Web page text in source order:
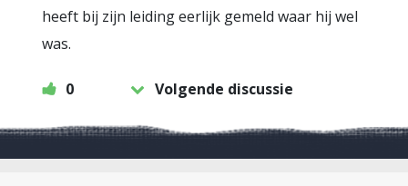
heeft bij zijn leiding eerlijk gemeld waar hij wel
was.
0 Volgende discussie